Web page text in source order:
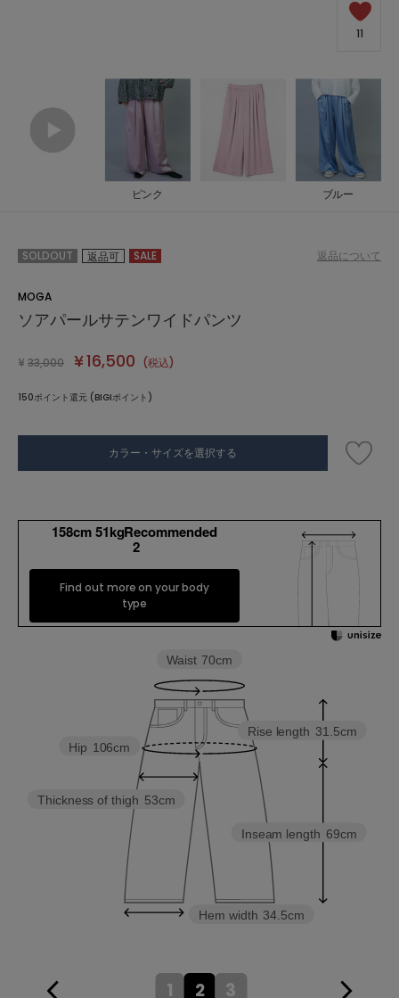
OUTLET
11
ピンク ブルー
SOLDOUT 返品可 SALE 返品について
MOGA
ソアパールサテンワイドパンツ
¥ 33,000 ¥16,500 (税込)
150ポイント還元 (BIGIポイント)
カラー・サイズを選択する
158cm 51kgRecommended
2
Find out more on your body
type
Inseam length 69cm
Rise length 31.5cm
Hem width 34.5cm
Thickness of thigh 53cm
Hip 106cm
Waist 70cm
1 2 3